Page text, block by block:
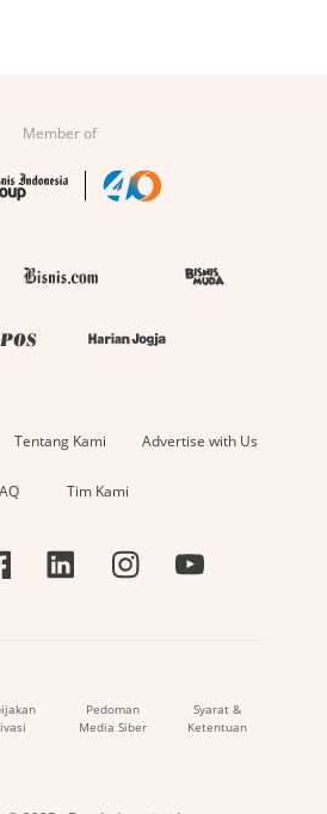
Member of
Tentang Kami Advertise with Us
Tim Kami
Pedoman
Media Siber
Syarat &
Ketentuan